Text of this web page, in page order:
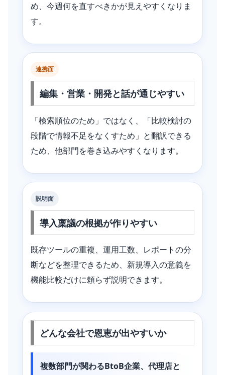
め、今週何を直すべきかが見えやすくなりま
す。
連携面
編集・営業・開発と話が通じやすい
「検索順位のため」ではなく、「比較検討の
段階で情報不足をなくすため」と翻訳できる
ため、他部門を巻き込みやすくなります。
説明面
導入稟議の根拠が作りやすい
既存ツールの重複、運用工数、レポートの分
断などを整理できるため、新規導入の意義を
機能比較だけに頼らず説明できます。
どんな会社で恩恵が出やすいか
複数部門が関わるBtoB企業、代理店と